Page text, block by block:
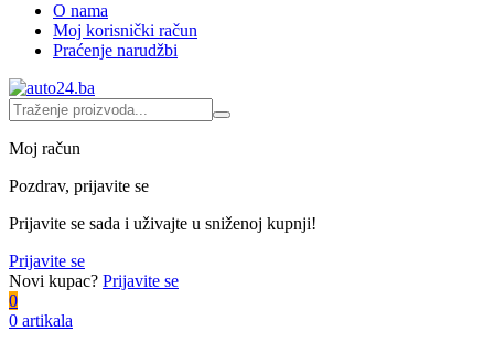
O nama
Moj korisnički račun
Praćenje narudžbi
Moj račun
Pozdrav, prijavite se
Prijavite se sada i uživajte u sniženoj kupnji!
Prijavite se
Novi kupac? Prijavite se
0
0 artikala